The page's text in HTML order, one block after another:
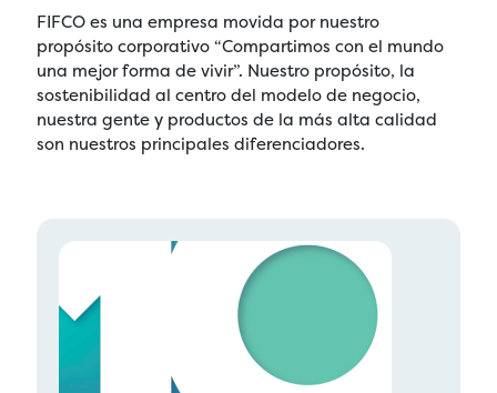
FIFCO es una empresa movida por nuestro
propósito corporativo “Compartimos con el mundo
una mejor forma de vivir”. Nuestro propósito, la
sostenibilidad al centro del modelo de negocio,
nuestra gente y productos de la más alta calidad
son nuestros principales diferenciadores.